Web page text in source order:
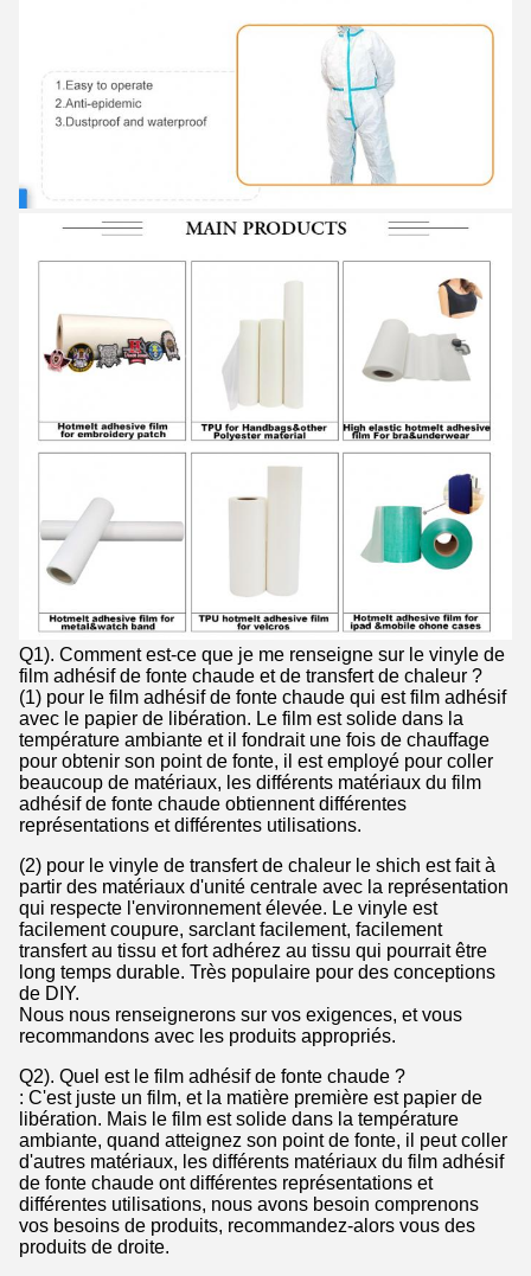
Q1). Comment est-ce que je me renseigne sur le vinyle de
film adhésif de fonte chaude et de transfert de chaleur ?
(1) pour le film adhésif de fonte chaude qui est film adhésif
avec le papier de libération. Le film est solide dans la
température ambiante et il fondrait une fois de chauffage
pour obtenir son point de fonte, il est employé pour coller
beaucoup de matériaux, les différents matériaux du film
adhésif de fonte chaude obtiennent différentes
représentations et différentes utilisations.
(2) pour le vinyle de transfert de chaleur le shich est fait à
partir des matériaux d'unité centrale avec la représentation
qui respecte l'environnement élevée. Le vinyle est
facilement coupure, sarclant facilement, facilement
transfert au tissu et fort adhérez au tissu qui pourrait être
long temps durable. Très populaire pour des conceptions
de DIY.
Nous nous renseignerons sur vos exigences, et vous
recommandons avec les produits appropriés.
Q2). Quel est le film adhésif de fonte chaude ?
: C'est juste un film, et la matière première est papier de
libération. Mais le film est solide dans la température
ambiante, quand atteignez son point de fonte, il peut coller
d'autres matériaux, les différents matériaux du film adhésif
de fonte chaude ont différentes représentations et
différentes utilisations, nous avons besoin comprenons
vos besoins de produits, recommandez-alors vous des
produits de droite.